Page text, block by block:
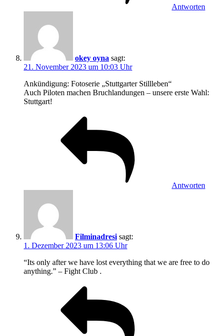
Antworten
okey oyna sagt:
21. November 2023 um 10:03 Uhr
Ankündigung: Fotoserie „Stuttgarter Stillleben“
Auch Piloten machen Bruchlandungen – unsere erste Wahl:
Stuttgart!
Antworten
Filminadresi sagt:
1. Dezember 2023 um 13:06 Uhr
“Its only after we have lost everything that we are free to do
anything.” – Fight Club .